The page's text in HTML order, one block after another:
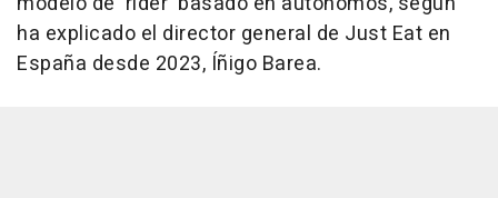
ha explicado el director general de Just Eat en
España desde 2023, Íñigo Barea.